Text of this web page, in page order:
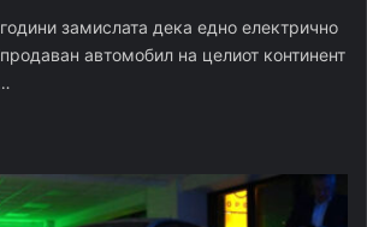
замислата дека едно електрично
автомобил на целиот континент